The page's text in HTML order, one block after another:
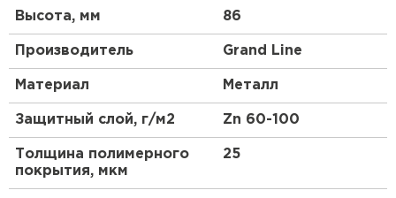
Высота, мм 86
Производитель Grand Line
Материал Металл
Защитный слой, г/м2 Zn 60-100
Толщина полимерного
покрытия, мкм
25
Штакетник